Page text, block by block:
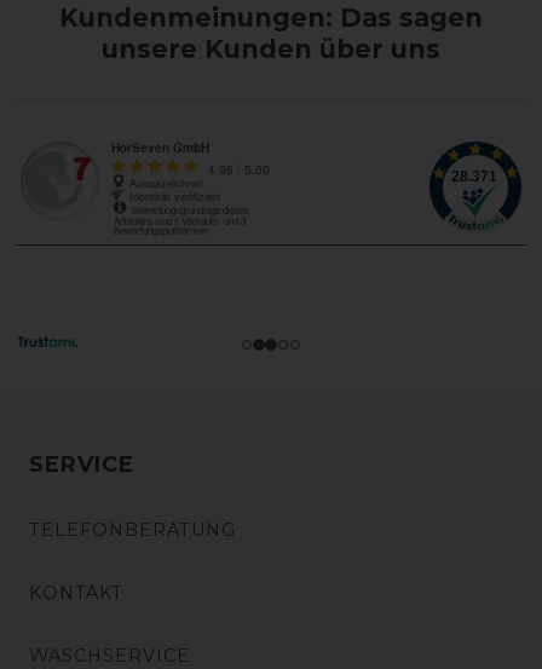
Kundenmeinungen: Das sagen
unsere Kunden über uns
SERVICE
TELEFONBERATUNG
KONTAKT
WASCHSERVICE